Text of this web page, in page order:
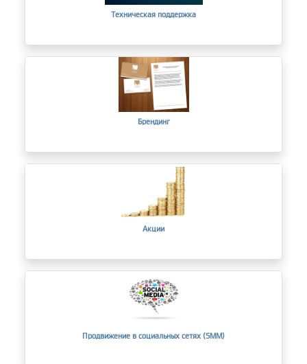
Техническая поддержка
Брендинг
Акции
Продвижение в социальных сетях (SMM)